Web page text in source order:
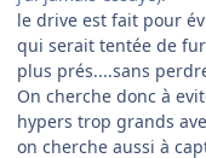
le drive est fait pour
qui serait tentée de
plus prés....sans
On cherche donc à
hypers trop grands
on cherche aussi à